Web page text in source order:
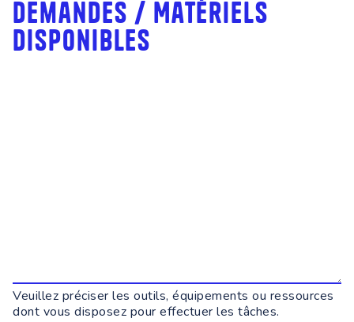
Demandes / Matériels
disponibles
Veuillez préciser les outils, équipements ou ressources
dont vous disposez pour effectuer les tâches.